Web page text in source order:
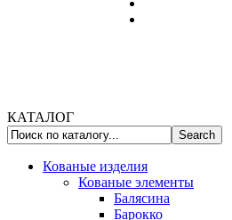
КАТАЛОГ
Кованые изделия
Кованые элементы
Балясина
Барокко